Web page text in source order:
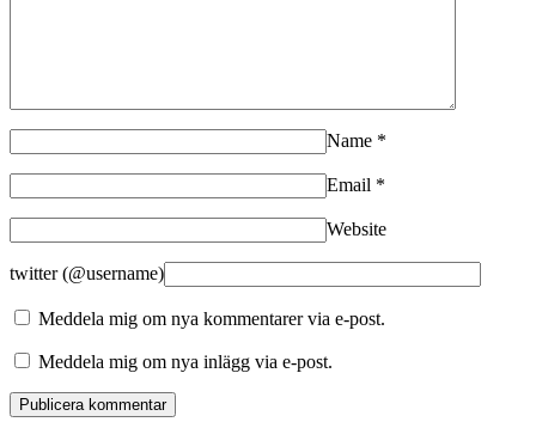
Name *
Email *
Website
twitter (@username)
Meddela mig om nya kommentarer via e-post.
Meddela mig om nya inlägg via e-post.